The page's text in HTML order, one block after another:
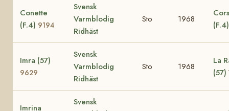
Conette
(F.4) 9194
Svensk
Varmblodig
Ridhäst
Sto 1968
Imra (57)
9629
Svensk
Varmblodig
Ridhäst
Sto 1968
La
(57)
Imrina
Svensk